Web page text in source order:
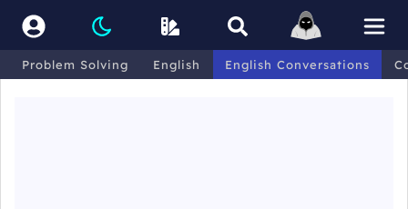
Problem Solving English English Conversations